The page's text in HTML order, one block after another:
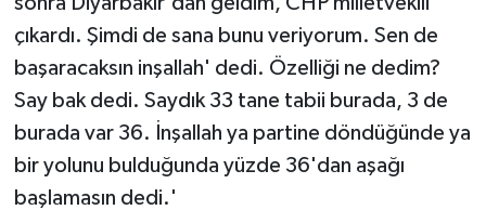
çıkardı. Şimdi de sana bunu veriyorum. Sen de
başaracaksın inşallah' dedi. Özelliği ne dedim?
Say bak dedi. Saydık 33 tane tabii burada, 3 de
burada var 36. İnşallah ya partine döndüğünde ya
bir yolunu bulduğunda yüzde 36'dan aşağı
başlamasın dedi.'